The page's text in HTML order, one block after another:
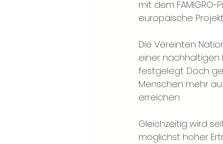
mit dem
europäische
Die Vereinten
einer nachhaltigen
festgelegt. Doch
Menschen mehr
erreichen.
Gleichzeitig wird
möglichst hoher